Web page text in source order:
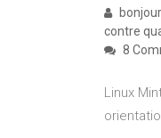
contre
8
Linux